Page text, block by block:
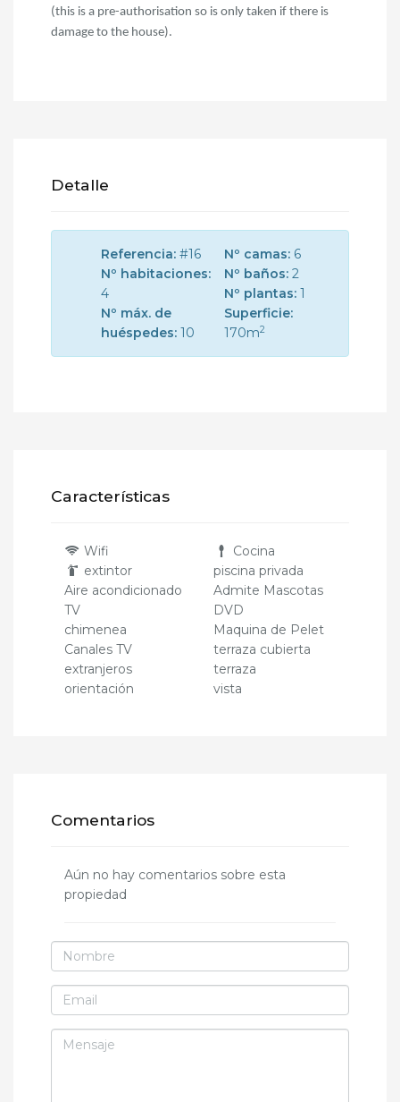
(this is a pre-authorisation so is only taken if there is
damage to the house).
Detalle
Referencia: #16
Nº habitaciones:
4
Nº máx. de
huéspedes: 10
Nº camas: 6
Nº baños: 2
Nº plantas: 1
Superficie:
170m2
Características
Wifi
Cocina
extintor
piscina privada
Aire acondicionado
Admite Mascotas
TV
DVD
chimenea
Maquina de Pelet
Canales TV
extranjeros
terraza cubierta
terraza
orientación
vista
Comentarios
Aún no hay comentarios sobre esta
propiedad